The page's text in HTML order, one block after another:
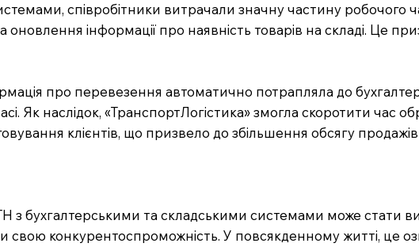
співробітники витрачали значну частину
оновлення інформації про наявність товарів на складі. Це
про перевезення автоматично потрапляла до
Як наслідок, «ТранспортЛогістика» змогла скоротити час
клієнтів, що призвело до збільшення обсягу продажів
з бухгалтерськими та складськими системами може стати
свою конкурентоспроможність. У повсякденному житті, це